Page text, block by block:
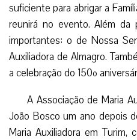
suficiente para abrigar a
reunirá no evento. Além da
importantes: o de Nossa
Auxiliadora de Almagro.
a celebração do 150º
A Associação de Maria
João Bosco um ano depois
Maria Auxiliadora em